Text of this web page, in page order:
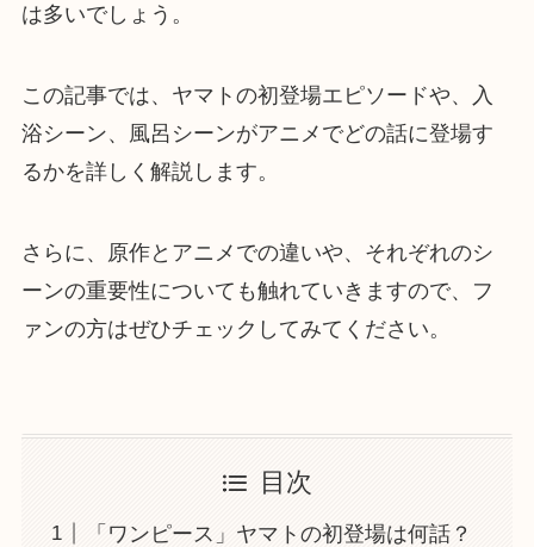
は多いでしょう。
この記事では、ヤマトの初登場エピソードや、入
浴シーン、風呂シーンがアニメでどの話に登場す
るかを詳しく解説します。
さらに、原作とアニメでの違いや、それぞれのシ
ーンの重要性についても触れていきますので、フ
ァンの方はぜひチェックしてみてください。
目次
「ワンピース」ヤマトの初登場は何話？